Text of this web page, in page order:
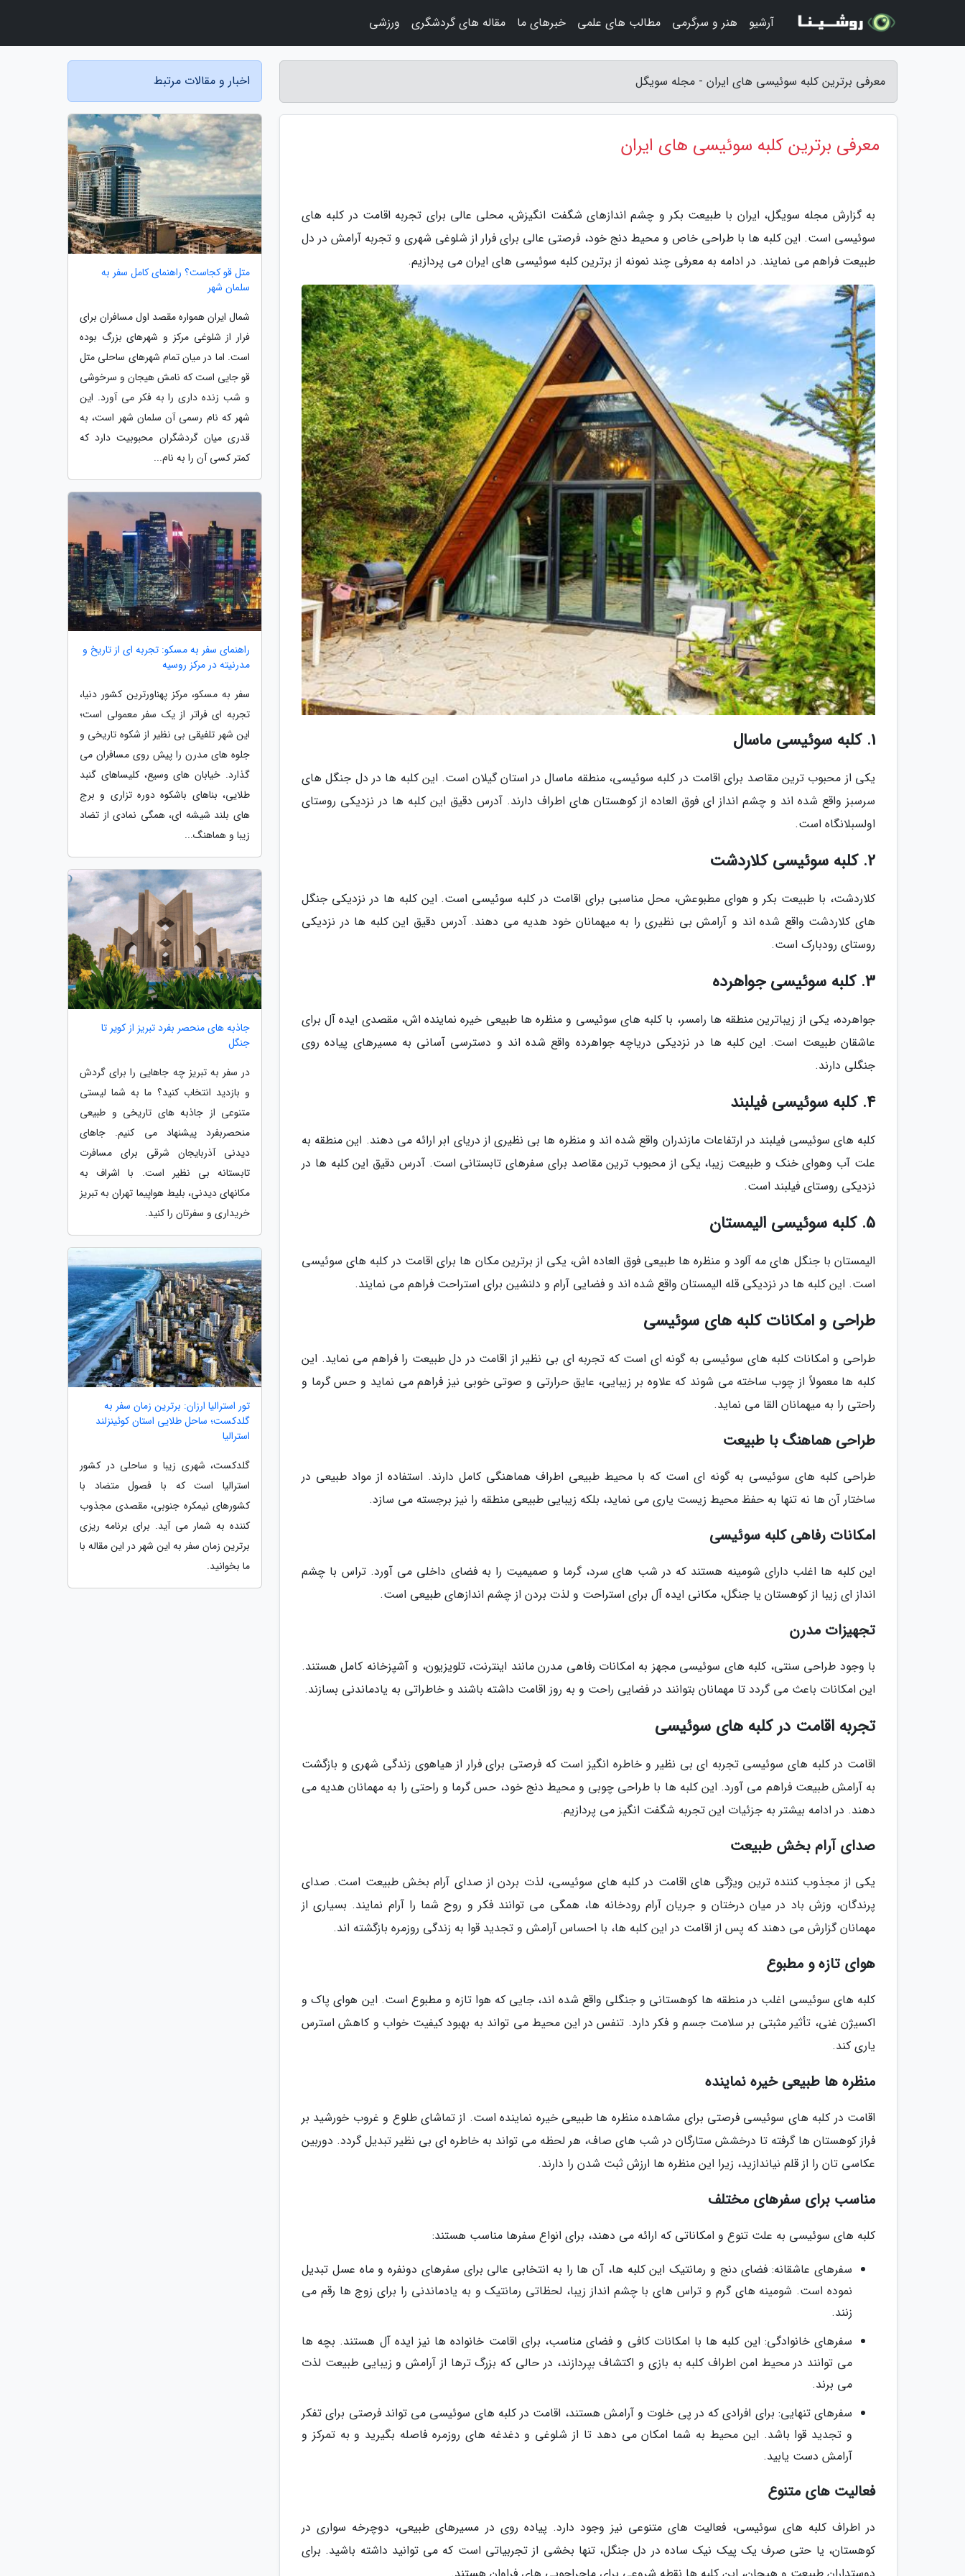
معرفی برترین کلبه سوئیسی های ایران - مجله سویگل
معرفی برترین کلبه سوئیسی های ایران
به گزارش مجله سویگل، ایران با طبیعت بکر و چشم اندازهای شگفت انگیزش، محلی عالی برای تجربه اقامت در کلبه های
سوئیسی است. این کلبه ها با طراحی خاص و محیط دنج خود، فرصتی عالی برای فرار از شلوغی شهری و تجربه آرامش در دل
طبیعت فراهم می نمایند. در ادامه به معرفی چند نمونه از برترین کلبه سوئیسی های ایران می پردازیم.
1. کلبه سوئیسی ماسال
یکی از محبوب ترین مقاصد برای اقامت در کلبه سوئیسی، منطقه ماسال در استان گیلان است. این کلبه ها در دل جنگل های
سرسبز واقع شده اند و چشم انداز ای فوق العاده از کوهستان های اطراف دارند. آدرس دقیق این کلبه ها در نزدیکی روستای
اولسبلانگاه است.
2. کلبه سوئیسی کلاردشت
کلاردشت، با طبیعت بکر و هوای مطبوعش، محل مناسبی برای اقامت در کلبه سوئیسی است. این کلبه ها در نزدیکی جنگل
های کلاردشت واقع شده اند و آرامش بی نظیری را به میهمانان خود هدیه می دهند. آدرس دقیق این کلبه ها در نزدیکی
روستای رودبارک است.
3. کلبه سوئیسی جواهرده
جواهرده، یکی از زیباترین منطقه ها رامسر، با کلبه های سوئیسی و منظره ها طبیعی خیره نماینده اش، مقصدی ایده آل برای
عاشقان طبیعت است. این کلبه ها در نزدیکی دریاچه جواهرده واقع شده اند و دسترسی آسانی به مسیرهای پیاده روی
جنگلی دارند.
4. کلبه سوئیسی فیلبند
کلبه های سوئیسی فیلبند در ارتفاعات مازندران واقع شده اند و منظره ها بی نظیری از دریای ابر ارائه می دهند. این منطقه به
علت آب وهوای خنک و طبیعت زیبا، یکی از محبوب ترین مقاصد برای سفرهای تابستانی است. آدرس دقیق این کلبه ها در
نزدیکی روستای فیلبند است.
5. کلبه سوئیسی الیمستان
الیمستان با جنگل های مه آلود و منظره ها طبیعی فوق العاده اش، یکی از برترین مکان ها برای اقامت در کلبه های سوئیسی
است. این کلبه ها در نزدیکی قله الیمستان واقع شده اند و فضایی آرام و دلنشین برای استراحت فراهم می نمایند.
طراحی و امکانات کلبه های سوئیسی
طراحی و امکانات کلبه های سوئیسی به گونه ای است که تجربه ای بی نظیر از اقامت در دل طبیعت را فراهم می نماید. این
کلبه ها معمولاً از چوب ساخته می شوند که علاوه بر زیبایی، عایق حرارتی و صوتی خوبی نیز فراهم می نماید و حس گرما و
راحتی را به میهمانان القا می نماید.
طراحی هماهنگ با طبیعت
طراحی کلبه های سوئیسی به گونه ای است که با محیط طبیعی اطراف هماهنگی کامل دارند. استفاده از مواد طبیعی در
ساختار آن ها نه تنها به حفظ محیط زیست یاری می نماید، بلکه زیبایی طبیعی منطقه را نیز برجسته می سازد.
امکانات رفاهی کلبه سوئیسی
این کلبه ها اغلب دارای شومینه هستند که در شب های سرد، گرما و صمیمیت را به فضای داخلی می آورد. تراس با چشم
انداز ای زیبا از کوهستان یا جنگل، مکانی ایده آل برای استراحت و لذت بردن از چشم اندازهای طبیعی است.
تجهیزات مدرن
با وجود طراحی سنتی، کلبه های سوئیسی مجهز به امکانات رفاهی مدرن مانند اینترنت، تلویزیون، و آشپزخانه کامل هستند.
این امکانات باعث می گردد تا مهمانان بتوانند در فضایی راحت و به روز اقامت داشته باشند و خاطراتی به یادماندنی بسازند.
تجربه اقامت در کلبه های سوئیسی
اقامت در کلبه های سوئیسی تجربه ای بی نظیر و خاطره انگیز است که فرصتی برای فرار از هیاهوی زندگی شهری و بازگشت
به آرامش طبیعت فراهم می آورد. این کلبه ها با طراحی چوبی و محیط دنج خود، حس گرما و راحتی را به مهمانان هدیه می
دهند. در ادامه بیشتر به جزئیات این تجربه شگفت انگیز می پردازیم.
صدای آرام بخش طبیعت
یکی از مجذوب کننده ترین ویژگی های اقامت در کلبه های سوئیسی، لذت بردن از صدای آرام بخش طبیعت است. صدای
پرندگان، وزش باد در میان درختان و جریان آرام رودخانه ها، همگی می توانند فکر و روح شما را آرام نمایند. بسیاری از
مهمانان گزارش می دهند که پس از اقامت در این کلبه ها، با احساس آرامش و تجدید قوا به زندگی روزمره بازگشته اند.
هوای تازه و مطبوع
کلبه های سوئیسی اغلب در منطقه ها کوهستانی و جنگلی واقع شده اند، جایی که هوا تازه و مطبوع است. این هوای پاک و
اکسیژن غنی، تأثیر مثبتی بر سلامت جسم و فکر دارد. تنفس در این محیط می تواند به بهبود کیفیت خواب و کاهش استرس
یاری کند.
منظره ها طبیعی خیره نماینده
اقامت در کلبه های سوئیسی فرصتی برای مشاهده منظره ها طبیعی خیره نماینده است. از تماشای طلوع و غروب خورشید بر
فراز کوهستان ها گرفته تا درخشش ستارگان در شب های صاف، هر لحظه می تواند به خاطره ای بی نظیر تبدیل گردد. دوربین
عکاسی تان را از قلم نیاندازید، زیرا این منظره ها ارزش ثبت شدن را دارند.
مناسب برای سفرهای مختلف
کلبه های سوئیسی به علت تنوع و امکاناتی که ارائه می دهند، برای انواع سفرها مناسب هستند:
سفرهای عاشقانه: فضای دنج و رمانتیک این کلبه ها، آن ها را به انتخابی عالی برای سفرهای دونفره و ماه عسل تبدیل
نموده است. شومینه های گرم و تراس های با چشم انداز زیبا، لحظاتی رمانتیک و به یادماندنی را برای زوج ها رقم می
زنند.
سفرهای خانوادگی: این کلبه ها با امکانات کافی و فضای مناسب، برای اقامت خانواده ها نیز ایده آل هستند. بچه ها
می توانند در محیط امن اطراف کلبه به بازی و اکتشاف بپردازند، در حالی که بزرگ ترها از آرامش و زیبایی طبیعت لذت
می برند.
سفرهای تنهایی: برای افرادی که در پی خلوت و آرامش هستند، اقامت در کلبه های سوئیسی می تواند فرصتی برای تفکر
و تجدید قوا باشد. این محیط به شما امکان می دهد تا از شلوغی و دغدغه های روزمره فاصله بگیرید و به تمرکز و
آرامش دست یابید.
فعالیت های متنوع
در اطراف کلبه های سوئیسی، فعالیت های متنوعی نیز وجود دارد. پیاده روی در مسیرهای طبیعی، دوچرخه سواری در
کوهستان، یا حتی صرف یک پیک نیک ساده در دل جنگل، تنها بخشی از تجربیاتی است که می توانید داشته باشید. برای
اخبار و مقالات مرتبط
متل قو کجاست؟ راهنمای کامل سفر به
سلمان شهر
شمال ایران همواره مقصد اول مسافران برای
فرار از شلوغی مرکز و شهرهای بزرگ بوده
است. اما در میان تمام شهرهای ساحلی متل
قو جایی است که نامش هیجان و سرخوشی
و شب زنده داری را به فکر می آورد. این
شهر که نام رسمی آن سلمان شهر است، به
قدری میان گردشگران محبوبیت دارد که
کمتر کسی آن را به نام...
راهنمای سفر به مسکو: تجربه ای از تاریخ و
مدرنیته در مرکز روسیه
سفر به مسکو، مرکز پهناورترین کشور دنیا،
تجربه ای فراتر از یک سفر معمولی است؛
این شهر تلفیقی بی نظیر از شکوه تاریخی و
جلوه های مدرن را پیش روی مسافران می
گذارد. خیابان های وسیع، کلیساهای گنبد
طلایی، بناهای باشکوه دوره تزاری و برج
های بلند شیشه ای، همگی نمادی از تضاد
زیبا و هماهنگ...
جاذبه های منحصر بفرد تبریز از کویر تا
جنگل
در سفر به تبریز چه جاهایی را برای گردش
و بازدید انتخاب کنید؟ ما به شما لیستی
متنوعی از جاذبه های تاریخی و طبیعی
منحصربفرد پیشنهاد می کنیم. جاهای
دیدنی آذربایجان شرقی برای مسافرت
تابستانه بی نظیر است. با اشراف به
مکانهای دیدنی، بلیط هواپیما تهران به تبریز
خریداری و سفرتان را کنید.
تور استرالیا ارزان: برترین زمان سفر به
گلدکست؛ ساحل طلایی استان کوئینزلند
استرالیا
گلدکست، شهری زیبا و ساحلی در کشور
استرالیا است که با فصول متضاد با
کشورهای نیمکره جنوبی، مقصدی مجذوب
کننده به شمار می آید. برای برنامه ریزی
برترین زمان سفر به این شهر در این مقاله با
ما بخوانید.
آرشیو هنر و سرگرمی مطالب های علمی خبرهای ما مقاله های گردشگری ورزشی